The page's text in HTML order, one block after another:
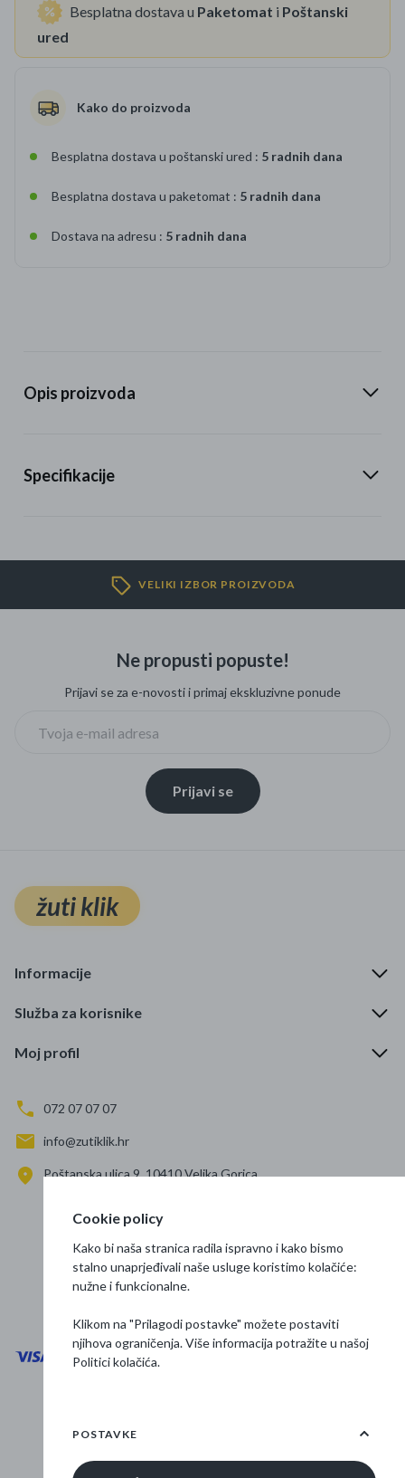
Besplatna dostava u Paketomat i Poštanski
ured
Kako do proizvoda
Besplatna dostava u poštanski ured : 5 radnih dana
Besplatna dostava u paketomat : 5 radnih dana
Dostava na adresu : 5 radnih dana
Opis proizvoda
Specifikacije
VELIKI IZBOR PROIZVODA
Ne propusti popuste!
Prijavi se za e-novosti i primaj ekskluzivne ponude
Prijavi se
žuti klik
Informacije
Služba za korisnike
Moj profil
072 07 07 07
info@zutiklik.hr
Poštanska ulica 9, 10410 Velika Gorica
Prati nas
Osnovne informacije
Cookie policy
Kako bi naša stranica radila ispravno i kako bismo
stalno unaprjeđivali naše usluge koristimo kolačiće:
nužne i funkcionalne.
Klikom na "Prilagodi postavke" možete postaviti
njihova ograničenja. Više informacija potražite u našoj
Politici kolačića.
POSTAVKE